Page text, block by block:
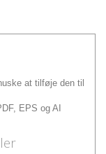
at tilføje den til
EPS og AI